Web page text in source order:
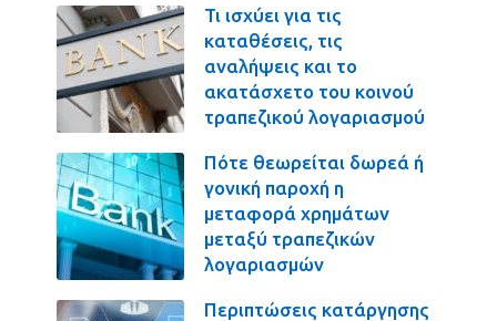
Τι ισχύει για τις
καταθέσεις, τις
αναλήψεις και το
ακατάσχετο του κοινού
τραπεζικού λογαριασμού
Πότε θεωρείται δωρεά ή
γονική παροχή η
μεταφορά χρημάτων
μεταξύ τραπεζικών
λογαριασμών
Περιπτώσεις κατάργησης